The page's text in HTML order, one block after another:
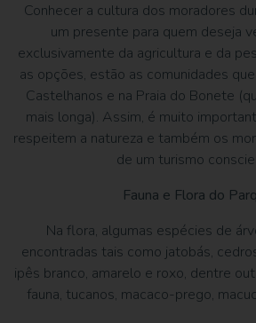
Conhecer a cultura dos moradores
um presente para quem deseja
exclusivamente da agricultura e da
as opções, estão as comunidades
Castelhanos e na Praia do Bonete
mais longa). Assim, é muito
respeitem a natureza e também os
de um turismo
Fauna e Flora do
Na flora, algumas espécies de
encontradas tais como jatobás,
ipês branco, amarelo e roxo, dentre
fauna, tucanos, macaco-prego,